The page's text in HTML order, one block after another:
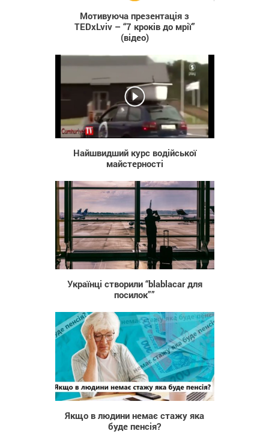
Мотивуюча презентація з
TEDxLviv – “7 кроків до мрії”
(відео)
1 030
Найшвидший курс водійської
майстерності
Українці створили “blablacar для
посилок””
228
Якщо в людини немає стажу яка
буде пенсія?